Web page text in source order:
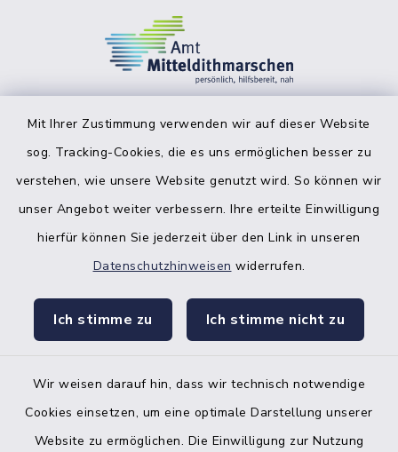
Mit Ihrer Zustimmung verwenden wir auf dieser Website
sog. Tracking-Cookies, die es uns ermöglichen besser zu
verstehen, wie unsere Website genutzt wird. So können wir
unser Angebot weiter verbessern. Ihre erteilte Einwilligung
hierfür können Sie jederzeit über den Link in unseren
Datenschutzhinweisen widerrufen.
Ich stimme zu Ich stimme nicht zu
Wir weisen darauf hin, dass wir technisch notwendige
Cookies einsetzen, um eine optimale Darstellung unserer
Website zu ermöglichen. Die Einwilligung zur Nutzung
facebook
Bankverbindung der Amtskasse
Kontakt
Datenschutz